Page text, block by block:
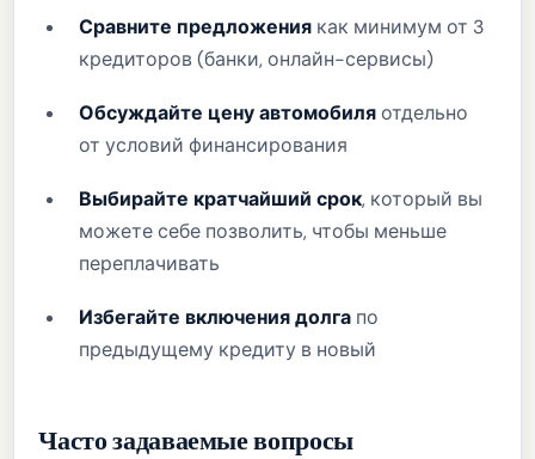
Сравните предложения как минимум от 3
кредиторов (банки, онлайн-сервисы)
Обсуждайте цену автомобиляотдельно
от условий финансирования
Выбирайте кратчайший срок, который вы
можете себе позволить, чтобы меньше
переплачивать
Избегайте включения долга по
предыдущему кредиту в новый
Часто задаваемые вопросы